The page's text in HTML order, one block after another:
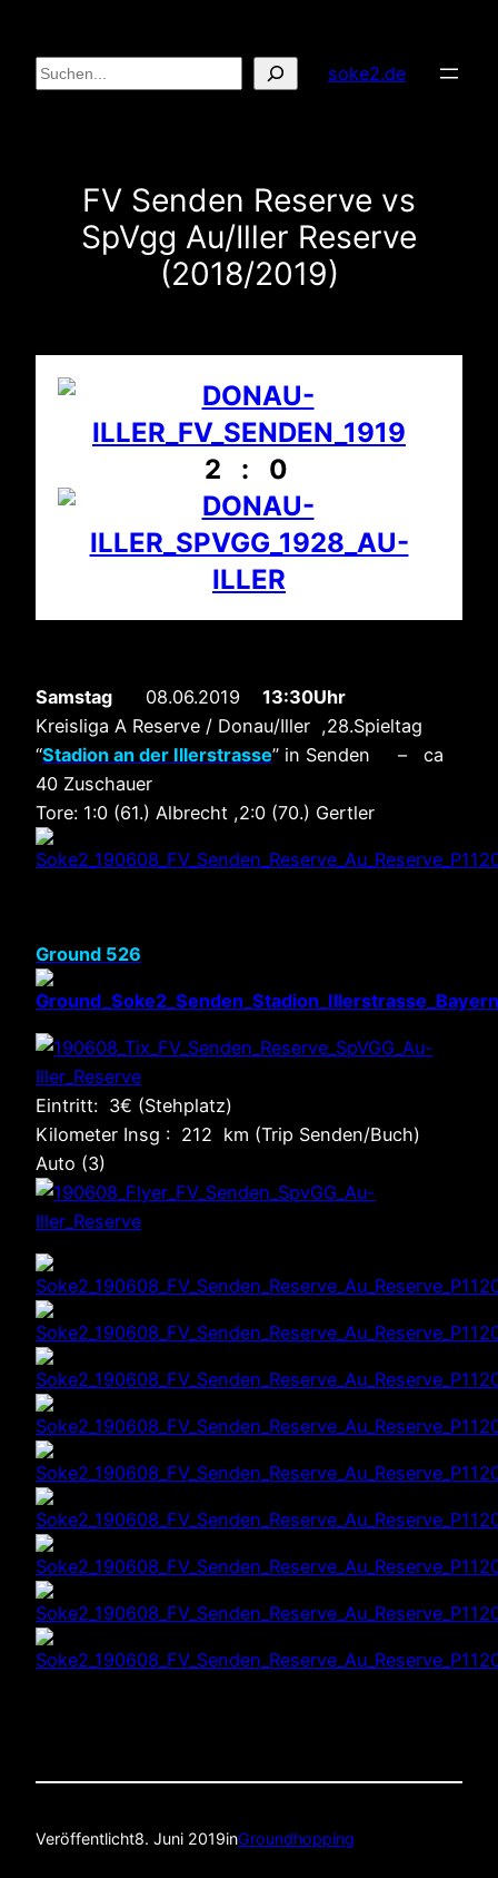
Inhalt
springen
Suchen soke2.de
FV Senden Reserve vs
SpVgg Au/Iller Reserve
(2018/2019)
2 : 0
Samstag 08.06.2019 13:30Uhr
Kreisliga A Reserve / Donau/Iller ,28.Spieltag
“Stadion an der Illerstrasse” in Senden – ca
40 Zuschauer
Tore: 1:0 (61.) Albrecht ,2:0 (70.) Gertler
Ground 526
Eintritt: 3€ (Stehplatz)
Kilometer Insg : 212 km (Trip Senden/Buch)
Auto (3)
Veröffentlicht8. Juni 2019inGroundhopping